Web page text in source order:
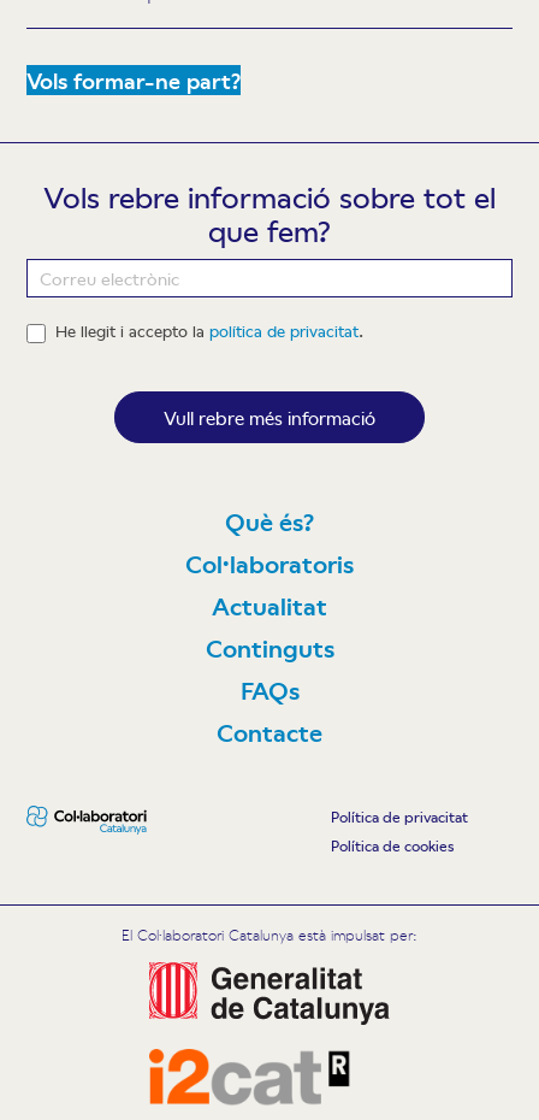
Vols formar-ne part?
Vols rebre informació sobre tot el
que fem?
Newsletter
He llegit i accepto lapolítica de privacitat.
Vull rebre més informació
Què és?
Col·laboratoris
Actualitat
Continguts
FAQs
Contacte
Política de privacitat
Política de cookies
El Col·laboratori Catalunya està impulsat per: